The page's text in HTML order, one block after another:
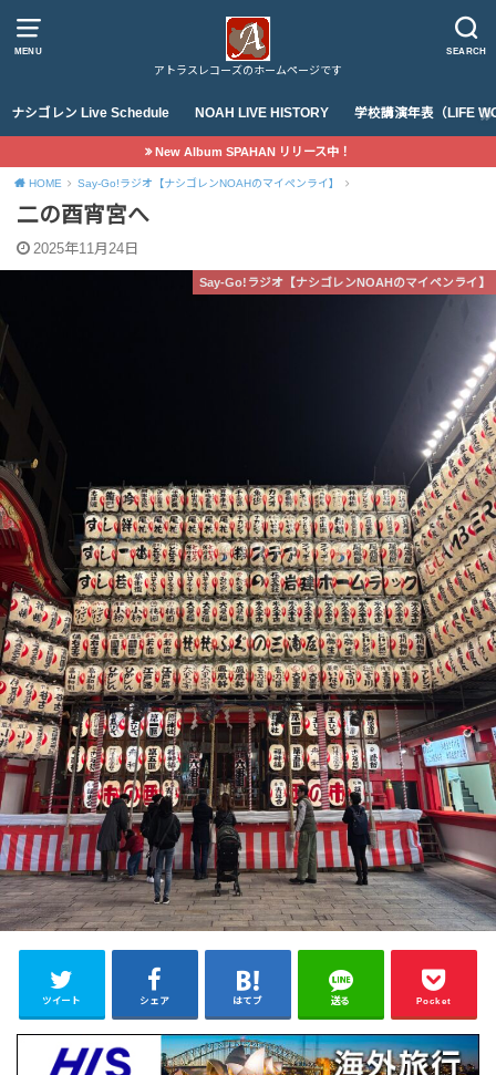
MENU SEARCH
アトラスレコーズのホームページです
ナシゴレン Live Schedule NOAH LIVE HISTORY 学校講演年表（LIFE
New Album SPAHAN リリース中！
HOME Say-Go!ラジオ【ナシゴレンNOAHのマイペンライ】
二の酉宵宮へ
2025年11月24日
Say-Go!ラジオ【ナシゴレンNOAHのマイペンライ】
ツイート シェア はてブ 送る Pocket